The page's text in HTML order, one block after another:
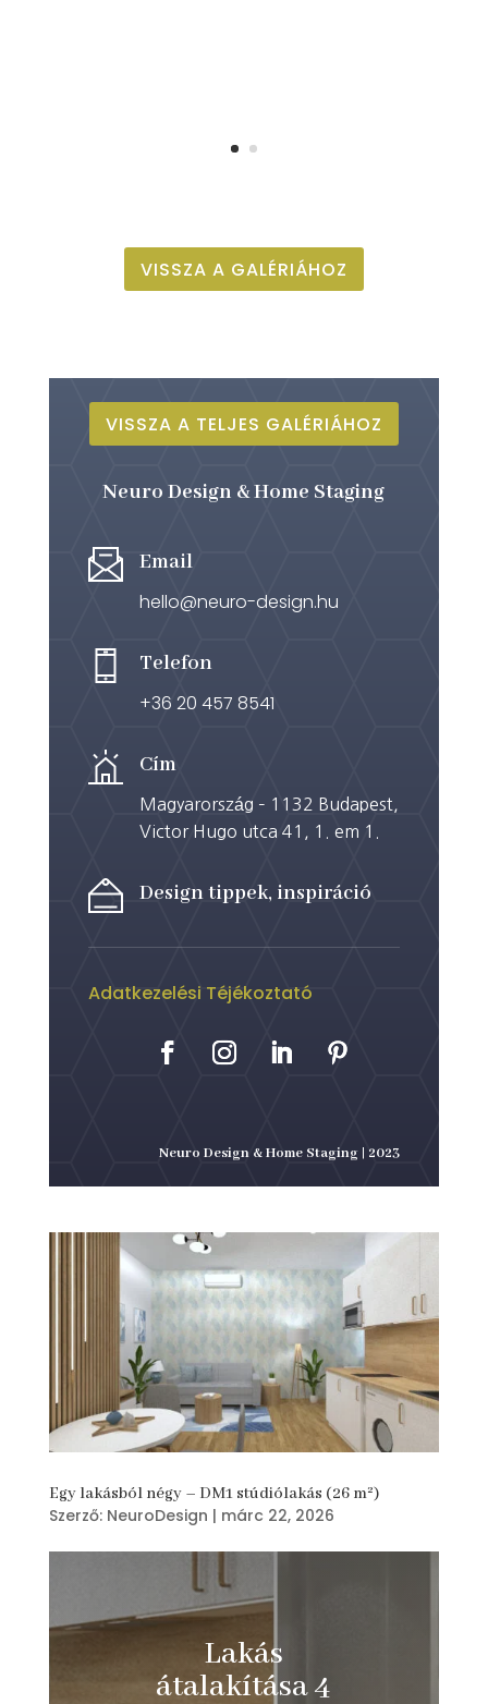
VISSZA A GALÉRIÁHOZ
VISSZA A TELJES GALÉRIÁHOZ
Neuro Design & Home Staging
Email
hello@neuro-design.hu
Telefon
+36 20 457 8541
Cím
Magyarország – 1132 Budapest,
Victor Hugo utca 41, 1. em 1.
Design tippek, inspiráció
Adatkezelési Téjékoztató
Neuro Design & Home Staging | 2023
Egy lakásból négy – DM1 stúdiólakás (26 m²)
Szerző: NeuroDesign | márc 22, 2026
Lakás
átalakítása 4